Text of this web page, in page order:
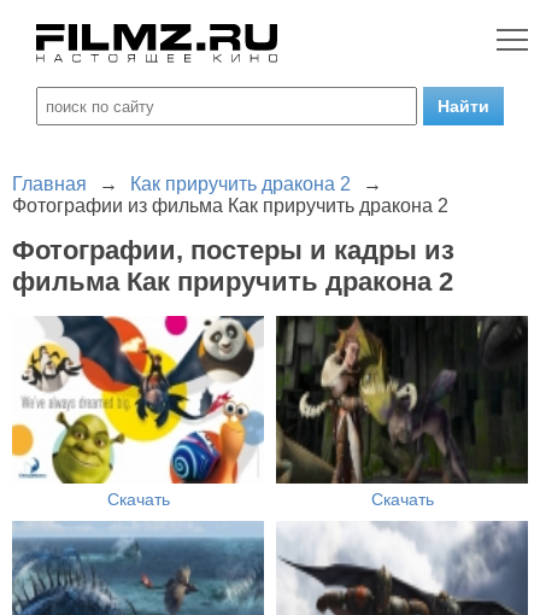
Главная → Как приручить дракона 2
→
Фотографии из фильма Как приручить дракона 2
Фотографии, постеры и кадры из
фильма Как приручить дракона 2
Скачать Скачать